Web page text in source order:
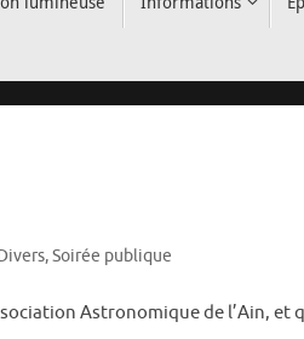
,Soirée publique
Astronomique de l’Ain, et